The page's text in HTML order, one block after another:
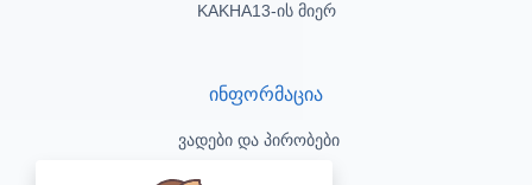
KAKHA13-ის მიერ
ინფორმაცია
ვადები და პირობები